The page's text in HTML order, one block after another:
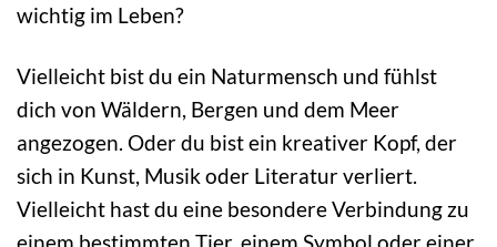
wichtig im Leben?
Vielleicht bist du ein Naturmensch und fühlst
dich von Wäldern, Bergen und dem Meer
angezogen. Oder du bist ein kreativer Kopf, der
sich in Kunst, Musik oder Literatur verliert.
Vielleicht hast du eine besondere Verbindung zu